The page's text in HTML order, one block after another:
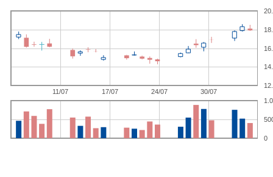
11/07 17/07 24/07 30/07
0